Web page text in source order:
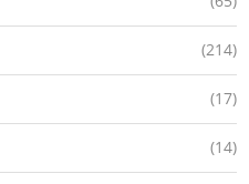
(214)
(17)
(14)